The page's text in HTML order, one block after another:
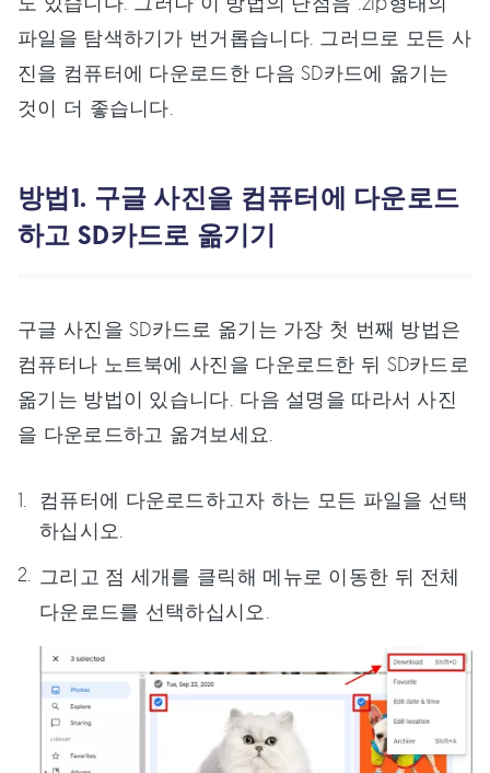
파일을 탐색하기가 번거롭습니다. 그러므로 모든 사
진을 컴퓨터에 다운로드한 다음 SD카드에 옮기는
것이 더 좋습니다.
방법1. 구글 사진을 컴퓨터에 다운로드
하고 SD카드로 옮기기
구글 사진을 SD카드로 옮기는 가장 첫 번째 방법은
컴퓨터나 노트북에 사진을 다운로드한 뒤 SD카드로
옮기는 방법이 있습니다. 다음 설명을 따라서 사진
을 다운로드하고 옮겨보세요.
컴퓨터에 다운로드하고자 하는 모든 파일을 선택
하십시오.
그리고 점 세개를 클릭해 메뉴로 이동한 뒤 전체
다운로드를 선택하십시오.